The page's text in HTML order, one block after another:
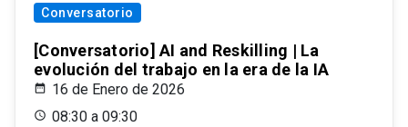
Conversatorio
[Conversatorio] AI and Reskilling | La
evolución del trabajo en la era de la IA
16 de Enero de 2026
08:30 a 09:30